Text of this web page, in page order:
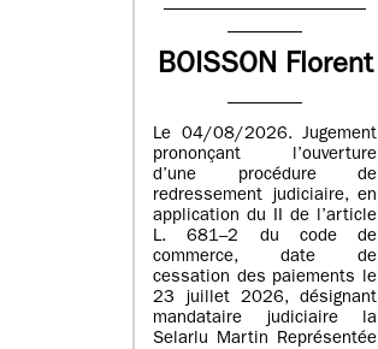
BOISSON Florent
Le 04/08/2026. Jugement
prononçant l’ouverture
d’une procédure de
redressement judiciaire, en
application du II de l’article
L. 681–2 du code de
commerce, date de
cessation des paiements le
23 juillet 2026, désignant
mandataire judiciaire la
Selarlu Martin Représentée